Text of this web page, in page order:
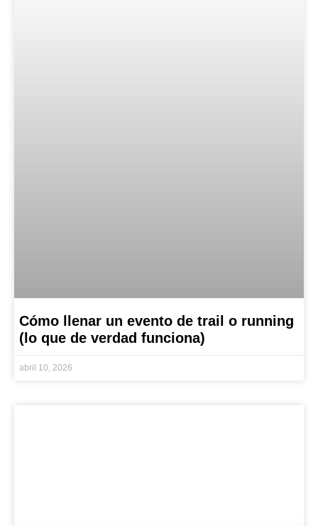
Cómo llenar un evento de trail o running
(lo que de verdad funciona)
abril 10, 2026